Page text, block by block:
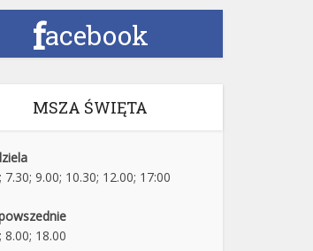
facebook
MSZA ŚWIĘTA
7.30; 9.00; 10.30; 12.00; 17:00
8.00; 18.00